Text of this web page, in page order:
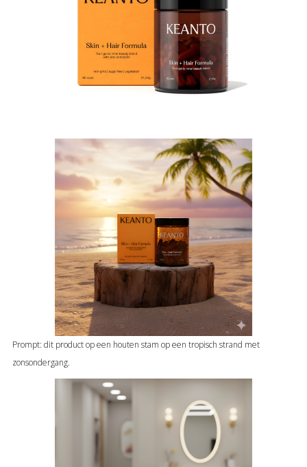
Prompt: dit product op een houten stam op een tropisch strand met
zonsondergang.